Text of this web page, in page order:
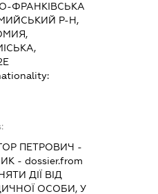
ФРАНКІВСЬКА
Р-Н,
ПЕТРОВИЧ -
- dossier.from
ДІЇ ВІД
ОСОБИ, У